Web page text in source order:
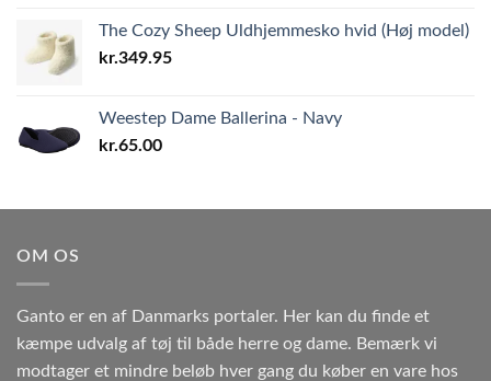
The Cozy Sheep Uldhjemmesko hvid (Høj model)
kr.349.95
Weestep Dame Ballerina - Navy
kr.65.00
OM OS
Ganto er en af Danmarks portaler. Her kan du finde et
kæmpe udvalg af tøj til både herre og dame. Bemærk vi
modtager et mindre beløb hver gang du køber en vare hos